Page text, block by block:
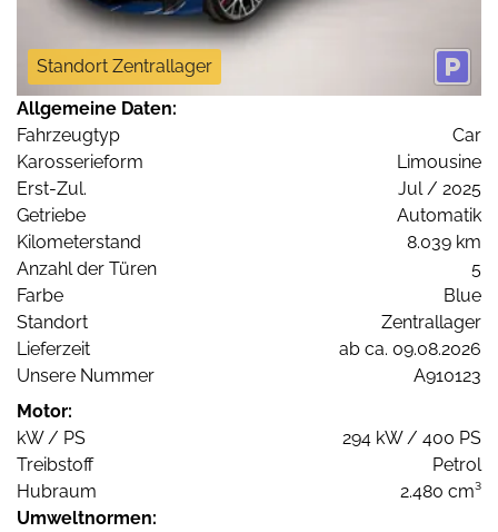
Standort Zentrallager
Allgemeine Daten:
Fahrzeugtyp
Car
Karosserieform
Limousine
Erst-Zul.
Jul / 2025
Getriebe
Automatik
Kilometerstand
8.039 km
Anzahl der Türen
5
Farbe
Blue
Standort
Zentrallager
Lieferzeit
ab ca. 09.08.2026
Unsere Nummer
A910123
Motor:
kW / PS
294 kW / 400 PS
Treibstoff
Petrol
Hubraum
2.480 cm³
Umweltnormen: